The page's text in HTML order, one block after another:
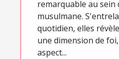
remarquable au sein
musulmane.
quotidien, elles
une dimension de
aspect...